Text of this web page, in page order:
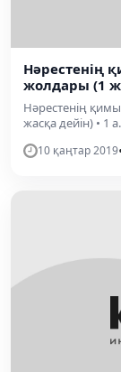
Нәрестенің
жолдары (1
Нәрестенің
жасқа дейін) • 1
10 қаңтар 2019